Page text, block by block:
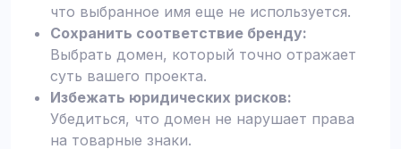
что выбранное имя еще не используется.
Сохранить соответствие бренду:
Выбрать домен, который точно отражает
суть вашего проекта.
Избежать юридических рисков:
Убедиться, что домен не нарушает права
на товарные знаки.